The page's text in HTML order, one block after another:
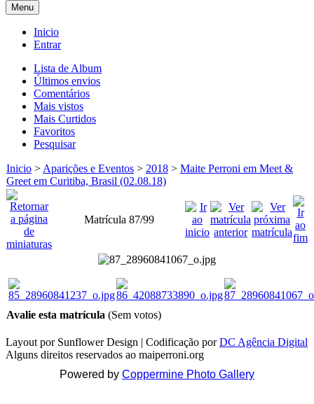
Menu
Inicio
Entrar
Lista de Album
Últimos envios
Comentários
Mais vistos
Mais Curtidos
Favoritos
Pesquisar
Inicio > Aparições e Eventos > 2018 > Maite Perroni em Meet &
Greet em Curitiba, Brasil (02.08.18)
Matrícula 87/99
Avalie esta matrícula (Sem votos)
Layout por Sunflower Design | Codificação porDC Agência Digital
Alguns direitos reservados ao maiperroni.org
Powered by Coppermine Photo Gallery